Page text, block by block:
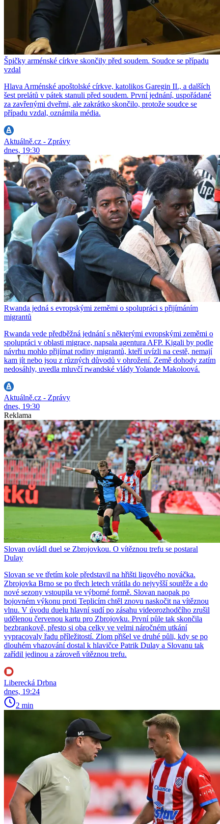
Špičky arménské církve skončily před soudem. Soudce se případu
vzdal
Hlava Arménské apoštolské církve, katolikos Garegin II., a dalších
šest prelátů v pátek stanuli před soudem. První jednání, uspořádané
za zavřenými dveřmi, ale zakrátko skončilo, protože soudce se
případu vzdal, oznámila média.
Aktuálně.cz - Zprávy
dnes, 19:30
Rwanda jedná s evropskými zeměmi o spolupráci s přijímáním
migrantů
Rwanda vede předběžná jednání s některými evropskými zeměmi o
spolupráci v oblasti migrace, napsala agentura AFP. Kigali by podle
návrhu mohlo přijímat rodiny migrantů, kteří uvízli na cestě, nemají
kam jít nebo jsou z různých důvodů v ohrožení. Země dohody zatím
nedosáhly, uvedla mluvčí rwandské vlády Yolande Makoloová.
Aktuálně.cz - Zprávy
dnes, 19:30
Reklama
Slovan ovládl duel se Zbrojovkou. O vítěznou trefu se postaral
Dulay
Slovan se ve třetím kole představil na hřišti ligového nováčka.
Zbrojovka Brno se po třech letech vrátila do nejvyšší soutěže a do
nové sezony vstoupila ve výborné formě. Slovan naopak po
bojovném výkonu proti Teplicím chtěl znovu naskočit na vítěznou
vlnu. V úvodu duelu hlavní sudí po zásahu videorozhodčího zrušil
udělenou červenou kartu pro Zbrojovku. První půle tak skončila
bezbrankově, přesto si oba celky ve velmi náročném utkání
vypracovaly řadu příležitostí. Zlom přišel ve druhé půli, kdy se po
dlouhém vhazování dostal k hlavičce Patrik Dulay a Slovanu tak
zařídil jedinou a zároveň vítěznou trefu.
Liberecká Drbna
dnes, 19:24
2 min